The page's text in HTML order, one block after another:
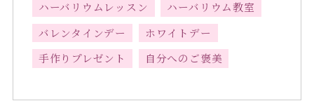
ハーバリウムレッスン
ハーバリウム教室
バレンタインデー
ホワイトデー
手作りプレゼント
自分へのご褒美